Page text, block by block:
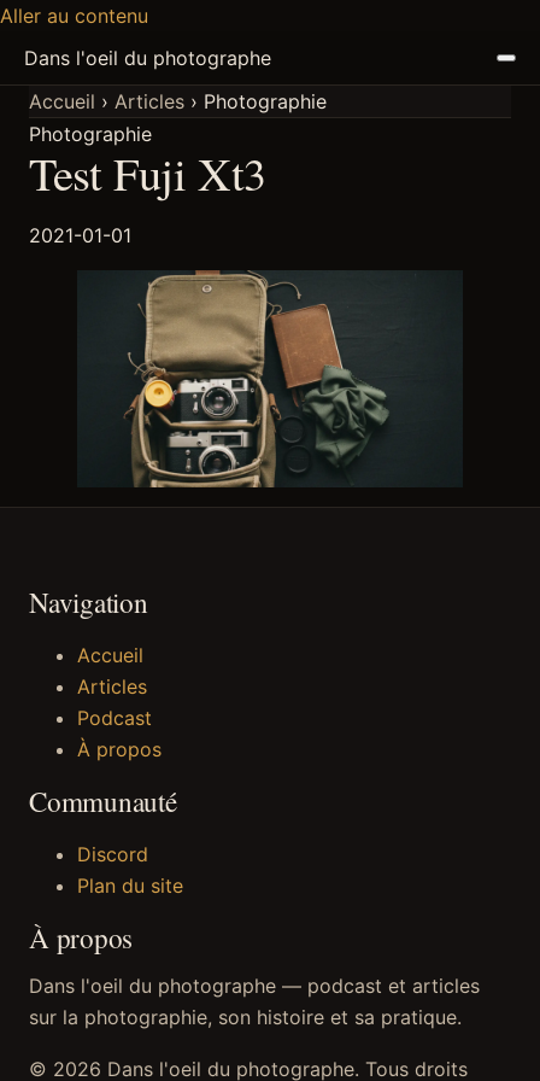
Aller au contenu
Dans l'oeil du photographe
ACCUEIL
ARTICLES
Accueil › Articles › Photographie
Photographie
Test Fuji Xt3
2021-01-01
Navigation
Accueil
Articles
Podcast
À propos
Communauté
Discord
Plan du site
À propos
Dans l'oeil du photographe — podcast et articles
sur la photographie, son histoire et sa pratique.
© 2026 Dans l'oeil du photographe. Tous droits